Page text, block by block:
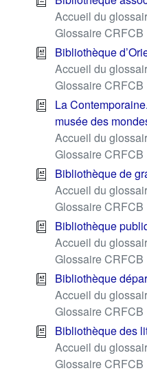
Accueil du
Glossaire CRFCB
Bibliothèque
Accueil du
Glossaire CRFCB
La
musée des
Accueil du
Glossaire CRFCB
Bibliothèque de
Accueil du
Glossaire CRFCB
Bibliothèque
Accueil du
Glossaire CRFCB
Bibliothèque
Accueil du
Glossaire CRFCB
Bibliothèque des
Accueil du
Glossaire CRFCB